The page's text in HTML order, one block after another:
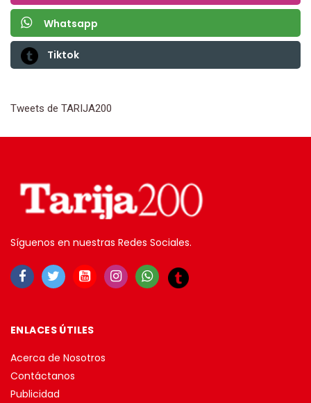
Whatsapp
Tiktok
Tweets de TARIJA200
Síguenos en nuestras Redes Sociales.
ENLACES ÚTILES
Acerca de Nosotros
Contáctanos
Publicidad